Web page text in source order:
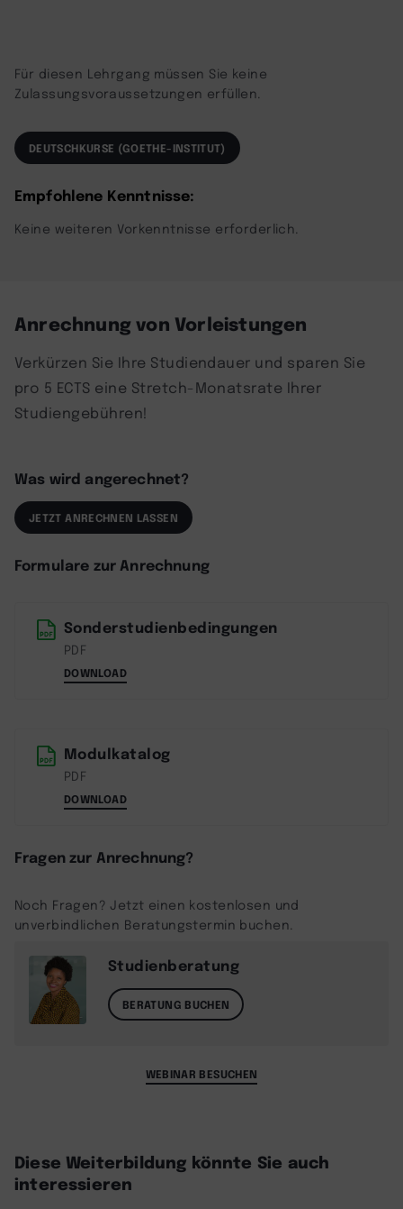
Für diesen Lehrgang müssen Sie keine
Zulassungsvoraussetzungen erfüllen.
DEUTSCHKURSE (GOETHE-INSTITUT)
Empfohlene Kenntnisse:
Keine weiteren Vorkenntnisse erforderlich.
Anrechnung von Vorleistungen
Verkürzen Sie Ihre Studiendauer und sparen Sie
pro 5 ECTS eine Stretch-Monatsrate Ihrer
Studiengebühren!
Was wird angerechnet?
JETZT ANRECHNEN LASSEN
Formulare zur Anrechnung
Sonderstudienbedingungen
PDF
DOWNLOAD
Modulkatalog
PDF
DOWNLOAD
Fragen zur Anrechnung?
Noch Fragen? Jetzt einen kostenlosen und
unverbindlichen Beratungstermin buchen.
Studienberatung
BERATUNG BUCHEN
WEBINAR BESUCHEN
Diese Weiterbildung könnte Sie auch
interessieren